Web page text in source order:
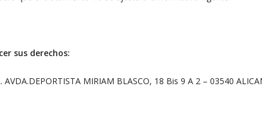
sus derechos:
AVDA.DEPORTISTA MIRIAM BLASCO, 18 Bis 9 A 2 – 03540